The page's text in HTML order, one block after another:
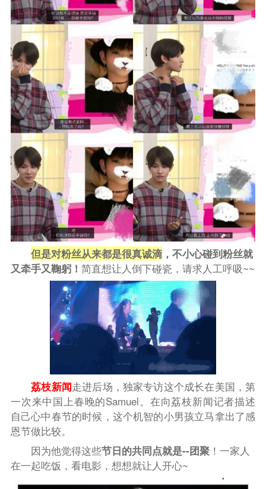
但是对粉丝从来都是很真诚滴，不小心碰到粉丝就
又牵手又鞠躬！ 简直想让人倒下碰瓷，请求人工呼吸~~
荔枝新闻走进后场，独家专访这个成长在美国，第
一次来中国上春晚的Samuel。在向荔枝新闻记者描述
自己心中春节的时候，这个机智的小男孩立马拿出了感
恩节做比较。
因为他觉得这些节日的共同点就是--团聚！一家人
在一起吃饭，看电影，想想就让人开心~